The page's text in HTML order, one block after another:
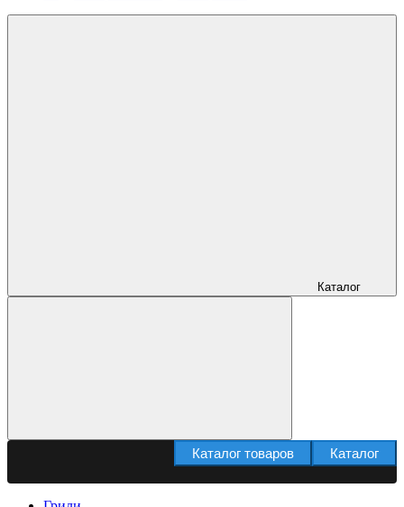
Каталог
Каталог
Каталог товаров